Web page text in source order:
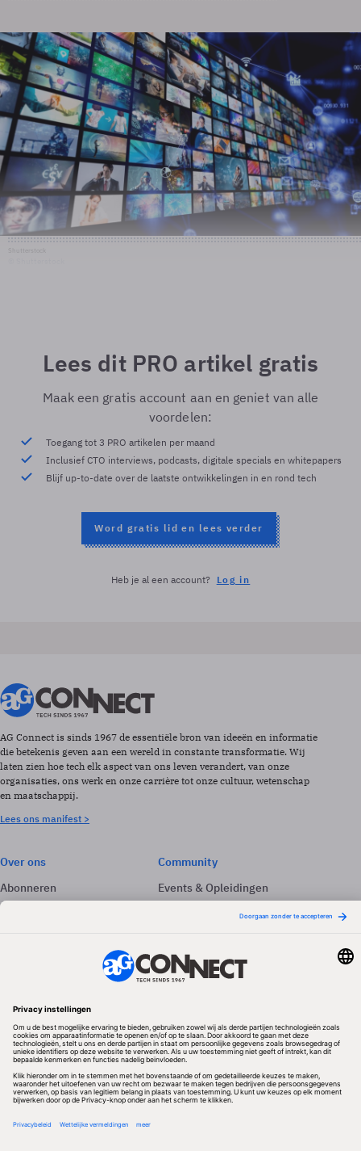
Lees dit PRO artikel gratis
Maak een gratis account aan en geniet van alle
voordelen:
Toegang tot 3 PRO artikelen per maand
Inclusief CTO interviews, podcasts, digitale specials en whitepapers
Blijf up-to-date over de laatste ontwikkelingen in en rond tech
Word gratis lid en lees verder
Heb je al een account? Log in
AG Connect is sinds 1967 de essentiële bron van ideeën en informatie
die betekenis geven aan een wereld in constante transformatie. Wij
laten zien hoe tech elk aspect van ons leven verandert, van onze
organisaties, ons werk en onze carrière tot onze cultuur, wetenschap
en maatschappij.
Lees ons manifest >
Over ons
Abonneren
Adverteren
Community
Events & Opleidingen
Nieuwsbrieven
Volg ons
Redactionele partner